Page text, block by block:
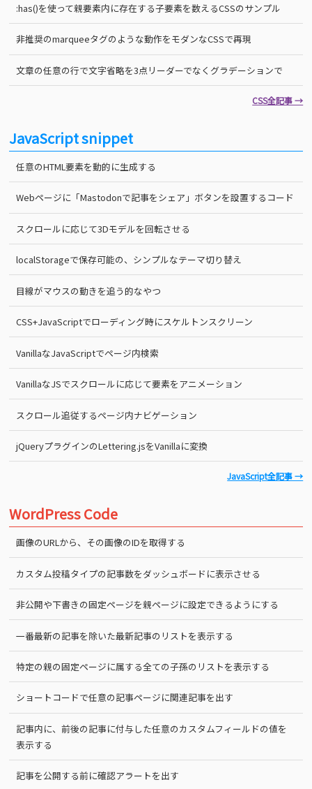
:has()を使って親要素内に存在する子要素を数えるCSSのサンプル
非推奨のmarqueeタグのような動作をモダンなCSSで再現
文章の任意の行で文字省略を3点リーダーでなくグラデーションで
CSS全記事 →
JavaScript snippet
任意のHTML要素を動的に生成する
Webページに「Mastodonで記事をシェア」ボタンを設置するコード
スクロールに応じて3Dモデルを回転させる
localStorageで保存可能の、シンプルなテーマ切り替え
目線がマウスの動きを追う的なやつ
CSS+JavaScriptでローディング時にスケルトンスクリーン
VanillaなJavaScriptでページ内検索
VanillaなJSでスクロールに応じて要素をアニメーション
スクロール追従するページ内ナビゲーション
jQueryプラグインのLettering.jsをVanillaに変換
JavaScript全記事 →
WordPress Code
画像のURLから、その画像のIDを取得する
カスタム投稿タイプの記事数をダッシュボードに表示させる
非公開や下書きの固定ページを親ページに設定できるようにする
一番最新の記事を除いた最新記事のリストを表示する
特定の親の固定ページに属する全ての子孫のリストを表示する
ショートコードで任意の記事ページに関連記事を出す
記事内に、前後の記事に付与した任意のカスタムフィールドの値を
表示する
記事を公開する前に確認アラートを出す